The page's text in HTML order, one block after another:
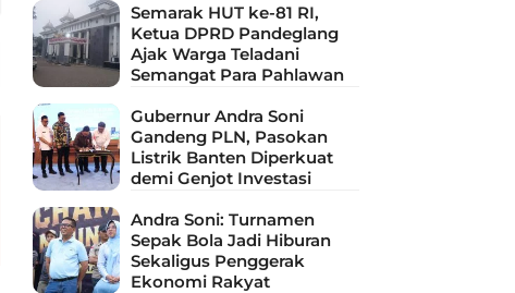
Semarak HUT ke-81 RI,
Ketua DPRD Pandeglang
Ajak Warga Teladani
Semangat Para Pahlawan
Gubernur Andra Soni
Gandeng PLN, Pasokan
Listrik Banten Diperkuat
demi Genjot Investasi
Andra Soni: Turnamen
Sepak Bola Jadi Hiburan
Sekaligus Penggerak
Ekonomi Rakyat